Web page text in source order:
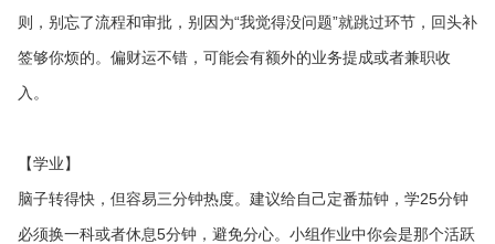
则，别忘了流程和审批，别因为“我觉得没问题”就跳过环节，回头补
签够你烦的。偏财运不错，可能会有额外的业务提成或者兼职收
入。
【学业】
脑子转得快，但容易三分钟热度。建议给自己定番茄钟，学25分钟
必须换一科或者休息5分钟，避免分心。小组作业中你会是那个活跃